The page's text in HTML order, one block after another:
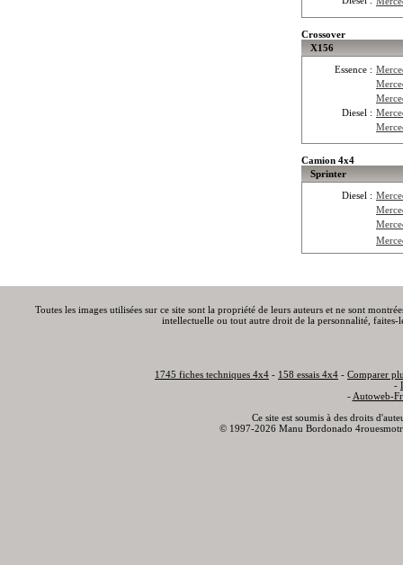
Crossover
X156
Essence :
Diesel :
Camion 4x4
Sprinter
Diesel :
Toutes les images utilisées sur ce site sont la propriété de leurs auteurs et ne sont
intellectuelle ou tout autre droit de la personnalité,
1745 fiches techniques 4x4 - 158 essais 4x4 - Comparer
-
- Autoweb-
Ce site est soumis à des droits
© 1997-2026 Manu Bordonado